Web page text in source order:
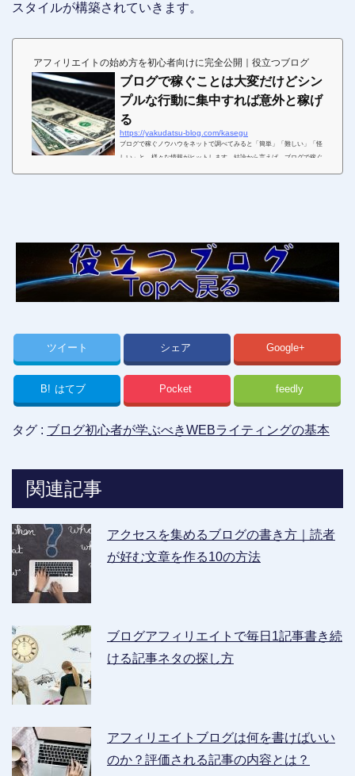
スタイルが構築されていきます。
アフィリエイトの始め方を初心者向けに完全公開｜役立つブログ
ブログで稼ぐことは大変だけどシン
プルな行動に集中すれば意外と稼げ
る
https://yakudatsu-blog.com/kasegu
ブログで稼ぐノウハウをネットで調べてみると「簡単」「難しい」「怪
しい」と、様々な情報がヒットします。結論から言えば、ブログで稼ぐ
ツイート シェア Google+
B! はてブ Pocket feedly
タグ : ブログ初心者が学ぶべきWEBライティングの基本
関連記事
アクセスを集めるブログの書き方｜読者
が好む文章を作る10の方法
ブログアフィリエイトで毎日1記事書き続
ける記事ネタの探し方
アフィリエイトブログは何を書けばいい
のか？評価される記事の内容とは？